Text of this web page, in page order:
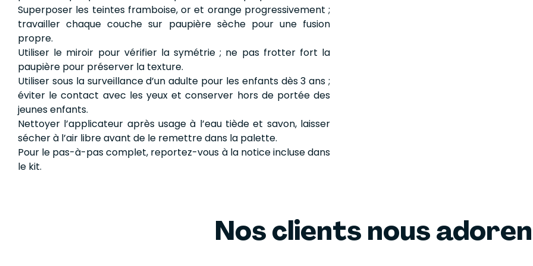
Superposer les teintes framboise, or et orange progressivement ;
travailler chaque couche sur paupière sèche pour une fusion
propre.
Utiliser le miroir pour vérifier la symétrie ; ne pas frotter fort la
paupière pour préserver la texture.
Utiliser sous la surveillance d’un adulte pour les enfants dès 3 ans ;
éviter le contact avec les yeux et conserver hors de portée des
jeunes enfants.
Nettoyer l’applicateur après usage à l’eau tiède et savon, laisser
sécher à l’air libre avant de le remettre dans la palette.
Pour le pas-à-pas complet, reportez-vous à la notice incluse dans
le kit.
Nos clients nous